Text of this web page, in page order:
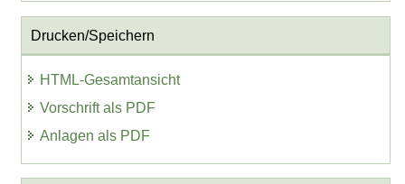
Drucken/Speichern
HTML-Gesamtansicht
Vorschrift als PDF
Anlagen als PDF